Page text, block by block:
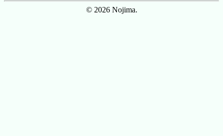
© 2026 Nojima.